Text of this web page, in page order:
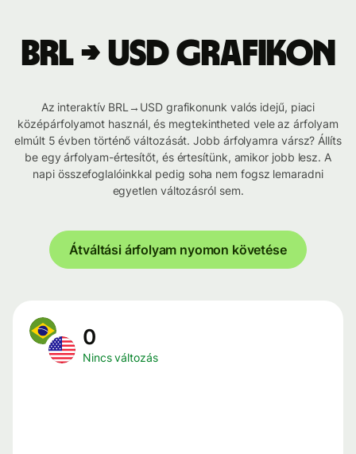
BRL → USD grafikon
Az interaktív BRL→USD grafikonunk valós idejű, piaci
középárfolyamot használ, és megtekintheted vele az árfolyam
elmúlt 5 évben történő változását. Jobb árfolyamra vársz? Állíts
be egy árfolyam-értesítőt, és értesítünk, amikor jobb lesz. A
napi összefoglalóinkkal pedig soha nem fogsz lemaradni
egyetlen változásról sem.
Átváltási árfolyam nyomon követése
0
Nincs változás